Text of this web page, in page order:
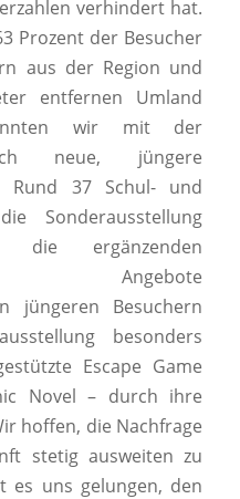
verhindert hat.
Prozent der Besucher
aus der Region und
entfernen Umland
wir mit der
neue, jüngere
Rund 37 Schul- und
Sonderausstellung
ergänzenden
Angebote
jüngeren Besuchern
besonders
Escape Game
Novel – durch ihre
hoffen, die Nachfrage
stetig ausweiten zu
es uns gelungen, den